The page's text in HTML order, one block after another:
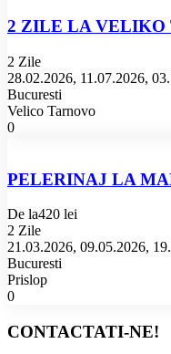
2 ZILE LA VELIKO
2 Zile
28.02.2026, 11.07.2026,
Bucuresti
Velico Tarnovo
0
PELERINAJ LA
De la420 lei
2 Zile
21.03.2026, 09.05.2026,
Bucuresti
Prislop
0
CONTACTATI-NE!